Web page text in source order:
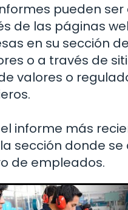
pueden
de las páginas
en su sección de
o a través de
valores o
informe más
sección donde
de empleados.